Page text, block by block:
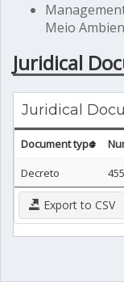
Meio
Juridical
Juridical
Document type
Decreto
Export to CSV